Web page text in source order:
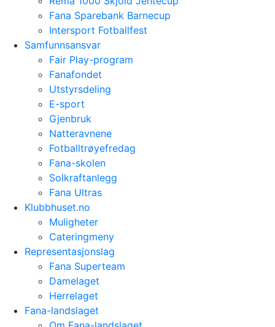
Fana Sparebank Barnecup
Intersport Fotballfest
Samfunnsansvar
Fair Play-program
Fanafondet
Utstyrsdeling
E-sport
Gjenbruk
Natteravnene
Fotballtrøyefredag
Fana-skolen
Solkraftanlegg
Fana Ultras
Klubbhuset.no
Muligheter
Cateringmeny
Representasjonslag
Fana Superteam
Damelaget
Herrelaget
Fana-landslaget